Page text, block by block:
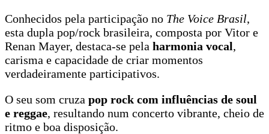
Conhecidos pela participação no The Voice Brasil,
esta dupla pop/rock brasileira, composta por Vitor e
Renan Mayer, destaca-se pela harmonia vocal,
carisma e capacidade de criar momentos
verdadeiramente participativos.
O seu som cruza pop rock com influências de soul
e reggae, resultando num concerto vibrante, cheio de
ritmo e boa disposição.